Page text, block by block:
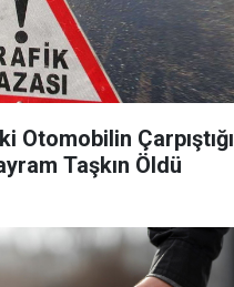
Otomobilin Çarpıştığı
Taşkın Öldü